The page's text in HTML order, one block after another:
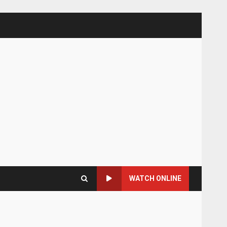
WATCH ONLINE